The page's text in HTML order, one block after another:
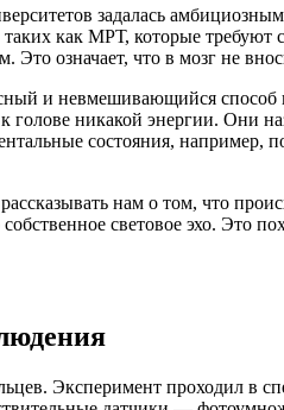
задалась
как МРТ, которые
означает, что в мозг не
и невмешивающийся способ
никакой энергии. Они
состояния, например,
нам о том, что
световое эхо. Это
Эксперимент проходил в